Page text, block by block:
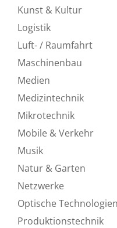
Kunst & Kultur
Logistik
Luft- / Raumfahrt
Maschinenbau
Medien
Medizintechnik
Mikrotechnik
Mobile & Verkehr
Musik
Natur & Garten
Netzwerke
Optische Technologien
Produktionstechnik